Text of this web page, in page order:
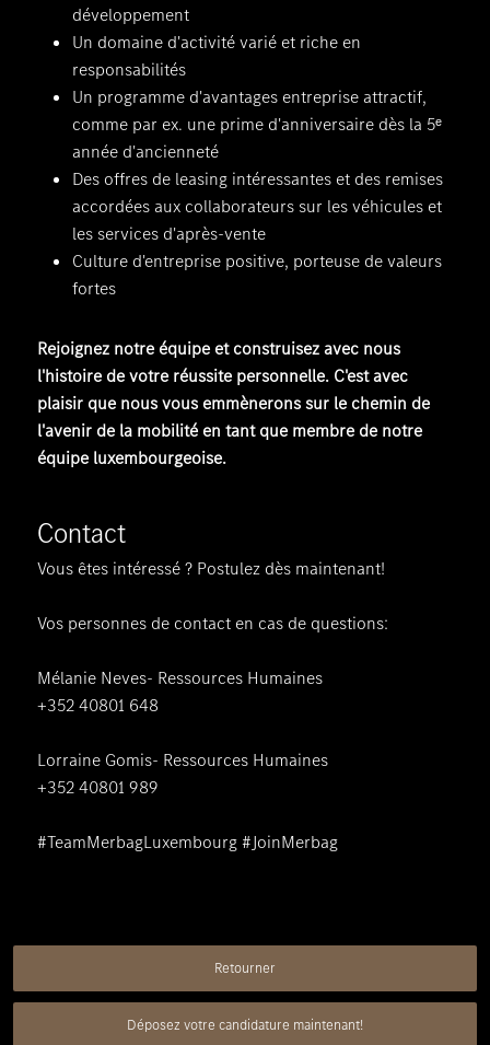
développement
Un domaine d'activité varié et riche en
responsabilités
Un programme d'avantages entreprise attractif,
comme par ex. une prime d'anniversaire dès la 5ᵉ
année d'ancienneté
Des offres de leasing intéressantes et des remises
accordées aux collaborateurs sur les véhicules et
les services d'après-vente
Culture d'entreprise positive, porteuse de valeurs
fortes
Rejoignez notre équipe et construisez avec nous
l'histoire de votre réussite personnelle. C'est avec
plaisir que nous vous emmènerons sur le chemin de
l'avenir de la mobilité en tant que membre de notre
équipe luxembourgeoise.
Contact
Vous êtes intéressé ? Postulez dès maintenant!
Vos personnes de contact en cas de questions:
Mélanie Neves- Ressources Humaines
+352 40801 648
Lorraine Gomis- Ressources Humaines
+352 40801 989
#TeamMerbagLuxembourg #JoinMerbag
Retourner
Déposez votre candidature maintenant!